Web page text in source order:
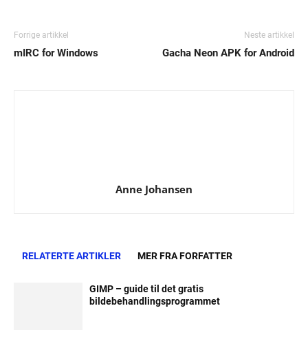
Forrige artikkel
mIRC for Windows
Neste artikkel
Gacha Neon APK for Android
Anne Johansen
RELATERTE ARTIKLER MER FRA FORFATTER
GIMP – guide til det gratis
bildebehandlingsprogrammet